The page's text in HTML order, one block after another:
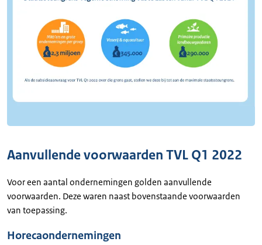
Aanvullende voorwaarden TVL Q1 2022
Voor een aantal ondernemingen golden aanvullende
voorwaarden. Deze waren naast bovenstaande voorwaarden
van toepassing.
Horecaondernemingen